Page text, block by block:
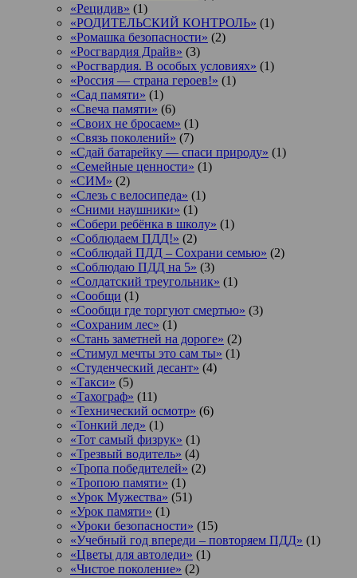
«Рецидив» (1)
«РОДИТЕЛЬСКИЙ КОНТРОЛЬ» (1)
«Ромашка безопасности» (2)
«Росгвардия Драйв» (3)
«Росгвардия. В особых условиях» (1)
«Россия — страна героев!» (1)
«Сад памяти» (1)
«Свеча памяти» (6)
«Своих не бросаем» (1)
«Связь поколений» (7)
«Сдай батарейку — спаси природу» (1)
«Семейные ценности» (1)
«СИМ» (2)
«Слезь с велосипеда» (1)
«Сними наушники» (1)
«Собери ребёнка в школу» (1)
«Соблюдаем ПДД!» (2)
«Соблюдай ПДД – Сохрани семью» (2)
«Соблюдаю ПДД на 5» (3)
«Солдатский треугольник» (1)
«Сообщи (1)
«Сообщи где торгуют смертью» (3)
«Сохраним лес» (1)
«Стань заметней на дороге» (2)
«Стимул мечты это сам ты» (1)
«Студенческий десант» (4)
«Такси» (5)
«Тахограф» (11)
«Технический осмотр» (6)
«Тонкий лед» (1)
«Тот самый физрук» (1)
«Трезвый водитель» (4)
«Тропа победителей» (2)
«Тропою памяти» (1)
«Урок Мужества» (51)
«Урок памяти» (1)
«Уроки безопасности» (15)
«Учебный год впереди – повторяем ПДД» (1)
«Цветы для автоледи» (1)
«Чистое поколение» (2)